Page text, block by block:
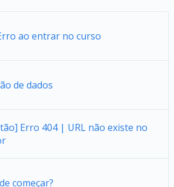
ao entrar no curso
de dados
Erro 404 | URL não existe no
começar?